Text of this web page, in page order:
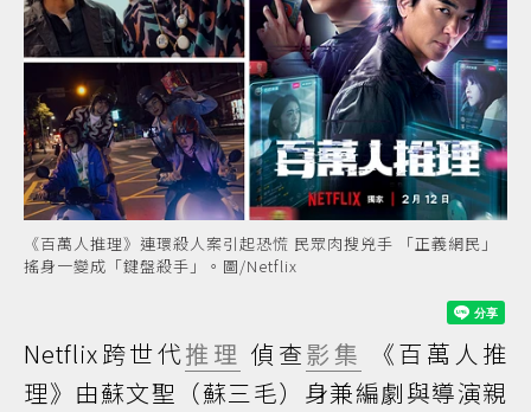
《百萬人推理》連環殺人案引起恐慌 民眾肉搜兇手 「正義網民」
搖身一變成「鍵盤殺手」。圖/Netflix
Netflix跨世代推理 偵查影集
《百萬人推
理》由蘇文聖（蘇三毛）身兼編劇與導演親